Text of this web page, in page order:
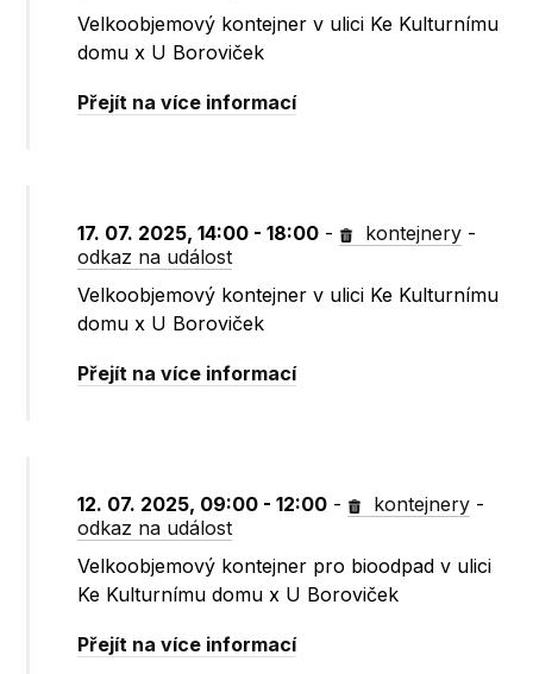
Velkoobjemový kontejner v ulici Ke Kulturnímu
domu x U Boroviček
Přejít na více informací
17. 07. 2025, 14:00 - 18:00 - kontejnery -
odkaz na událost
Velkoobjemový kontejner v ulici Ke Kulturnímu
domu x U Boroviček
Přejít na více informací
12. 07. 2025, 09:00 - 12:00 - kontejnery -
odkaz na událost
Velkoobjemový kontejner pro bioodpad v ulici
Ke Kulturnímu domu x U Boroviček
Přejít na více informací